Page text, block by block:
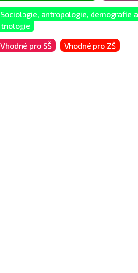
Sociologie, antropologie, demografie a
Vhodné pro SŠ Vhodné pro ZŠ